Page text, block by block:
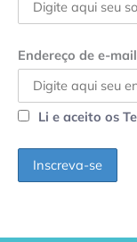
Endereço de e-
Li e aceito os